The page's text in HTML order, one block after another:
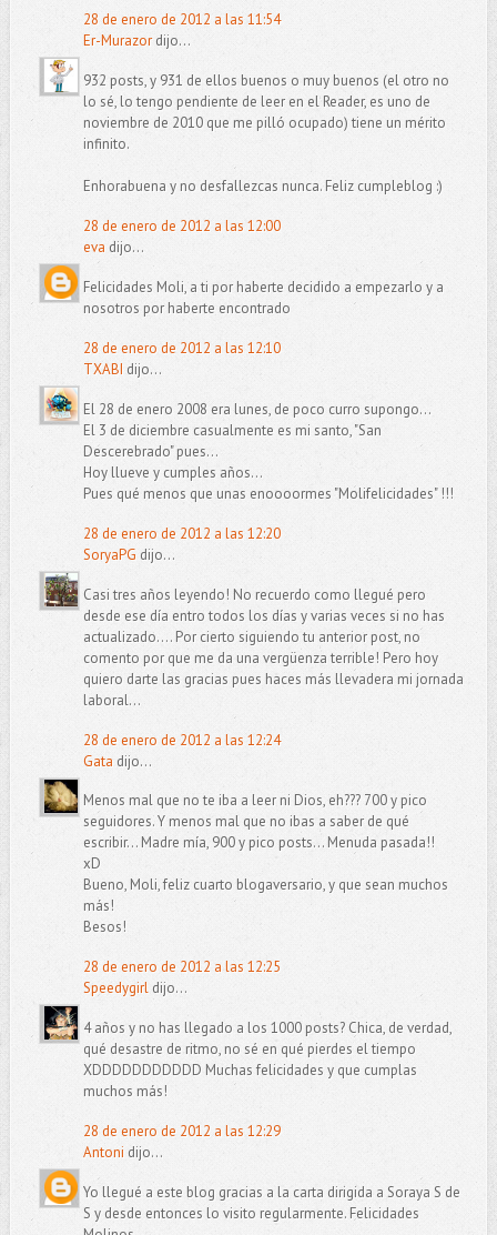
28 de enero de 2012 a las 11:54
Er-Murazordijo...
932 posts, y 931 de ellos buenos o muy buenos (el otro no
lo sé, lo tengo pendiente de leer en el Reader, es uno de
noviembre de 2010 que me pilló ocupado) tiene un mérito
infinito.
Enhorabuena y no desfallezcas nunca. Feliz cumpleblog :)
28 de enero de 2012 a las 12:00
eva dijo...
Felicidades Moli, a ti por haberte decidido a empezarlo y a
nosotros por haberte encontrado
28 de enero de 2012 a las 12:10
TXABI dijo...
El 28 de enero 2008 era lunes, de poco curro supongo...
El 3 de diciembre casualmente es mi santo, "San
Descerebrado" pues...
Hoy llueve y cumples años...
Pues qué menos que unas enoooormes "Molifelicidades" !!!
28 de enero de 2012 a las 12:20
SoryaPG dijo...
Casi tres años leyendo! No recuerdo como llegué pero
desde ese día entro todos los días y varias veces si no has
actualizado.... Por cierto siguiendo tu anterior post, no
comento por que me da una vergüenza terrible! Pero hoy
quiero darte las gracias pues haces más llevadera mi jornada
laboral...
28 de enero de 2012 a las 12:24
Gata dijo...
Menos mal que no te iba a leer ni Dios, eh??? 700 y pico
seguidores. Y menos mal que no ibas a saber de qué
escribir... Madre mía, 900 y pico posts... Menuda pasada!!
xD
Bueno, Moli, feliz cuarto blogaversario, y que sean muchos
más!
Besos!
28 de enero de 2012 a las 12:25
Speedygirldijo...
4 años y no has llegado a los 1000 posts? Chica, de verdad,
qué desastre de ritmo, no sé en qué pierdes el tiempo
XDDDDDDDDDDD Muchas felicidades y que cumplas
muchos más!
28 de enero de 2012 a las 12:29
Antoni dijo...
Yo llegué a este blog gracias a la carta dirigida a Soraya S de
S y desde entonces lo visito regularmente. Felicidades